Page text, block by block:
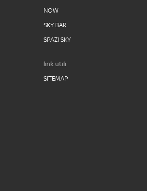
NOW
SKY BAR
SPAZI SKY
link utili
SITEMAP